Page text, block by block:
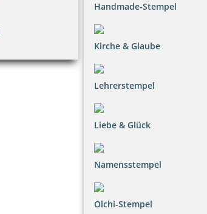
Handmade-Stempel
Kirche & Glaube
Lehrerstempel
Liebe & Glück
Namensstempel
Olchi-Stempel